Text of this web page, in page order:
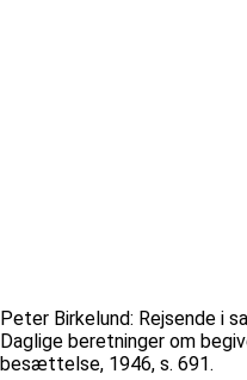
Peter Birkelund: Rejsende i
Daglige beretninger om
besættelse, 1946, s. 691.